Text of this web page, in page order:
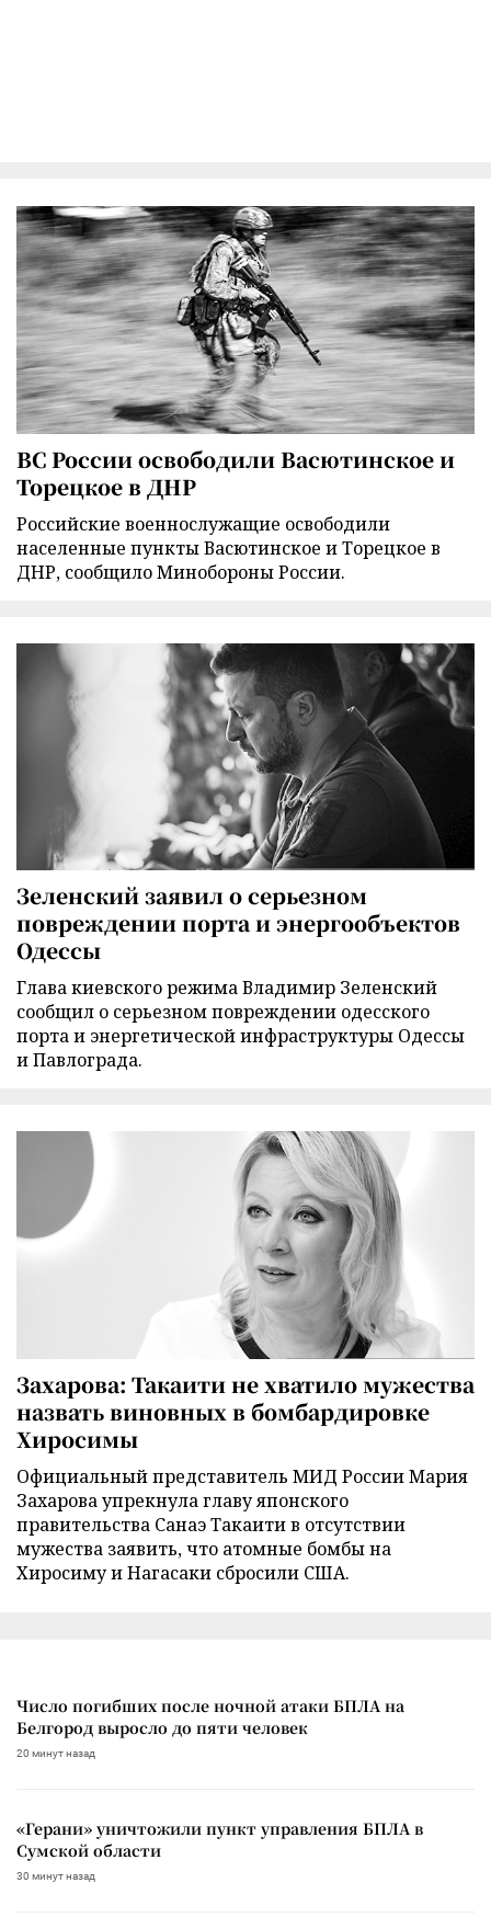
ВС России освободили Васютинское и
Торецкое в ДНР
Российские военнослужащие освободили
населенные пункты Васютинское и Торецкое в
ДНР, сообщило Минобороны России.
Зеленский заявил о серьезном
повреждении порта и энергообъектов
Одессы
Глава киевского режима Владимир Зеленский
сообщил о серьезном повреждении одесского
порта и энергетической инфраструктуры Одессы
и Павлограда.
Захарова: Такаити не хватило мужества
назвать виновных в бомбардировке
Хиросимы
Официальный представитель МИД России Мария
Захарова упрекнула главу японского
правительства Санаэ Такаити в отсутствии
мужества заявить, что атомные бомбы на
Хиросиму и Нагасаки сбросили США.
Число погибших после ночной атаки БПЛА на
Белгород выросло до пяти человек
20 минут назад
«Герани» уничтожили пункт управления БПЛА в
Сумской области
30 минут назад